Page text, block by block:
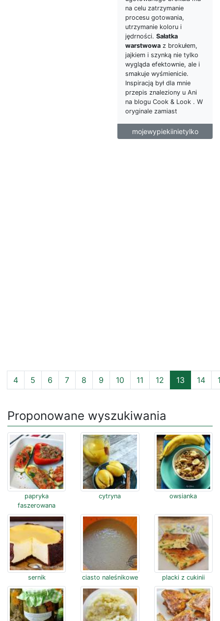
na celu zatrzymanie
procesu gotowania,
utrzymanie koloru i
jędrności. Sałatka
warstwowa z brokułem,
jajkiem i szynką nie tylko
wygląda efektownie, ale i
smakuje wyśmienicie.
Inspiracją był dla mnie
przepis znaleziony u Ani
na blogu Cook & Look . W
oryginale zamiast
mojewypiekiinietylko
4 5 6 7 8 9 10 11 12 13 14
Proponowane wyszukiwania
papryka
faszerowana
cytryna owsianka
sernik ciasto naleśnikowe placki z cukinii